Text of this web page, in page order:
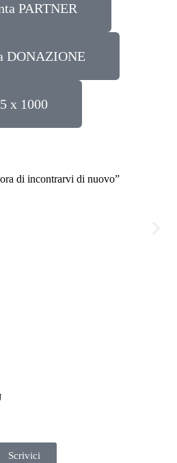
PARTNER
DONAZIONE
5 x 1000
di incontrarvi di nuovo”
Scrivici